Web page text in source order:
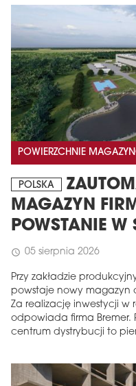
POWIERZCHNIE
POLSKA
MAGAZYN
POWSTANIE
schedule 05 sierpnia 2026
Przy zakładzie
powstaje nowy magazyn
Za realizację inwestycji
odpowiada firma Bremer.
centrum dystrybucji to